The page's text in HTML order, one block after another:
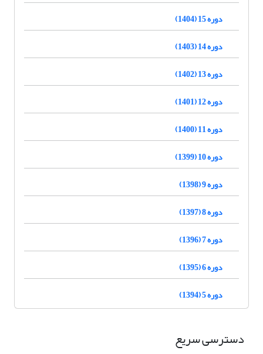
دوره 15 (1404)
دوره 14 (1403)
دوره 13 (1402)
دوره 12 (1401)
دوره 11 (1400)
دوره 10 (1399)
دوره 9 (1398)
دوره 8 (1397)
دوره 7 (1396)
دوره 6 (1395)
دوره 5 (1394)
دسترسی سریع